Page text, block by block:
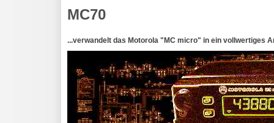
MC70
...verwandelt das Motorola "MC micro" in ein vollwertiges